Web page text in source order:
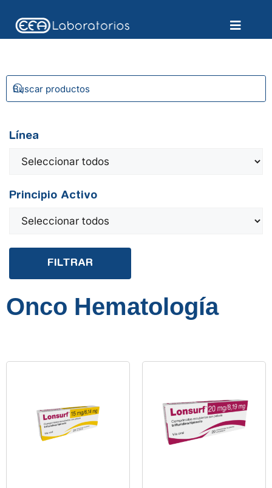
Línea
Principio Activo
FILTRAR
Onco Hematología